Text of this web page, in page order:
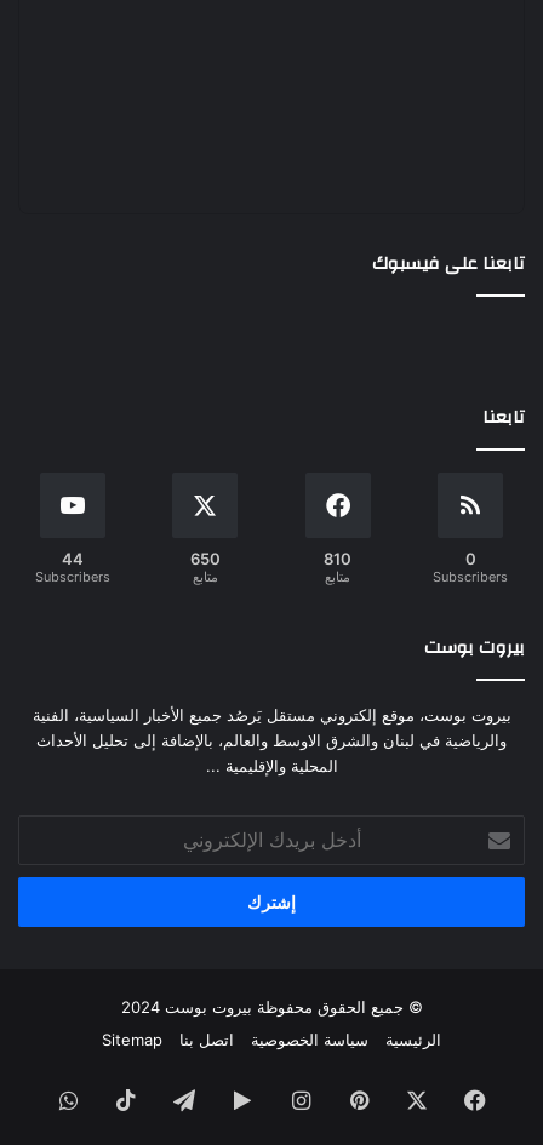
تابعنا على فيسبوك
تابعنا
0
Subscribers
810
متابع
650
متابع
44
Subscribers
بيروت بوست
بيروت بوست، موقع إلكتروني مستقل يَرصُد جميع الأخبار السياسية، الفنية
والرياضية في لبنان والشرق الاوسط والعالم، بالإضافة إلى تحليل الأحداث
المحلية والإقليمية ...
بريدك
الإلكتروني
© جميع الحقوق محفوظة بيروت بوست 2024
الرئيسية
سياسة الخصوصية اتصل بنا Sitemap
فيسبوك بينتيريستانستقرام‏Googleتيلقرام ‫TikTok